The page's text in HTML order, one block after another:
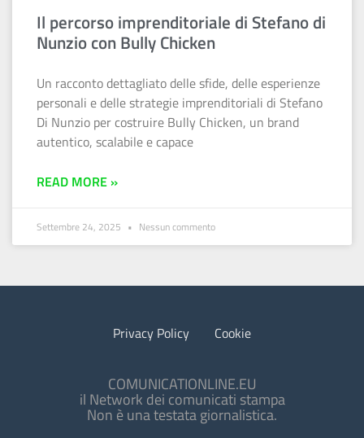
Il percorso imprenditoriale di Stefano di
Nunzio con Bully Chicken
Un racconto dettagliato delle sfide, delle esperienze
personali e delle strategie imprenditoriali di Stefano
Di Nunzio per costruire Bully Chicken, un brand
autentico, scalabile e capace
READ MORE »
Settembre 24, 2025 Nessun commento
Privacy Policy Cookie
COMUNICATIONLINE.EU
il Network dei comunicati stampa
Non è una testata giornalistica.